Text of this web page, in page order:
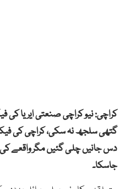
کراچی: نیو کراچی صنعتی ایریا
گتھی سلجھ نہ سکی، کراچی کی
دس جانیں چلی گئیں مگر واقعے کی
جاسکا۔